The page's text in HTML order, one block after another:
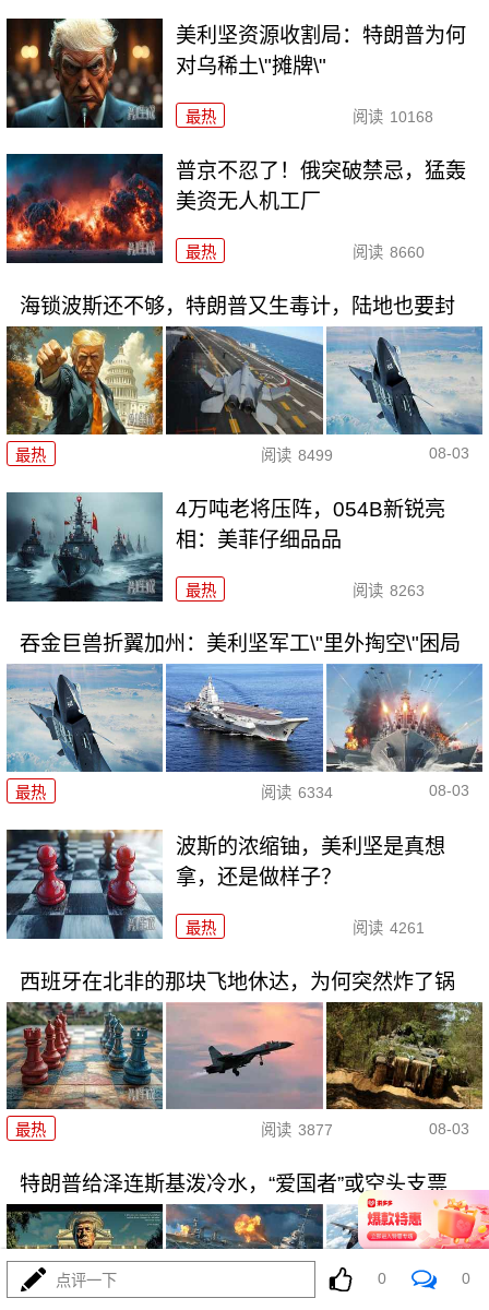
美利坚资源收割局：特朗普为何
对乌稀土\"摊牌\"
最热 阅读 10168
普京不忍了！俄突破禁忌，猛轰
美资无人机工厂
最热 阅读 8660
海锁波斯还不够，特朗普又生毒计，陆地也要封
最热 阅读 8499 08-03
4万吨老将压阵，054B新锐亮
相：美菲仔细品品
最热 阅读 8263
吞金巨兽折翼加州：美利坚军工\"里外掏空\"困局
最热 阅读 6334 08-03
波斯的浓缩铀，美利坚是真想
拿，还是做样子？
最热 阅读 4261
西班牙在北非的那块飞地休达，为何突然炸了锅
最热 阅读 3877 08-03
特朗普给泽连斯基泼冷水，“爱国者”或空头支票
点评一下 0 0